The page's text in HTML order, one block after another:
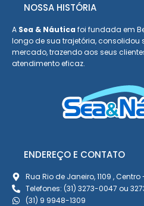
NOSSA HISTÓRIA
A Sea & Náutica foi fundada em
longo de sua trajetória, consolidou
mercado, trazendo aos seus
atendimento eficaz.
ENDEREÇO E CONTATO
Rua Rio de Janeiro, 1109 , Centro
Telefones: (31) 3273-0047 ou
(31) 9 9948-1309